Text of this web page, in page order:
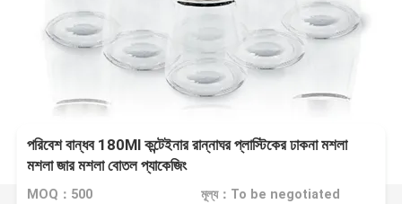
পরিবেশ বান্ধব 180Ml কন্টেইনার রান্নাঘর প্লাস্টিকের ঢাকনা মশলা
মশলা জার মশলা বোতল প্যাকেজিং
MOQ：500 মূল্য：To be negotiated